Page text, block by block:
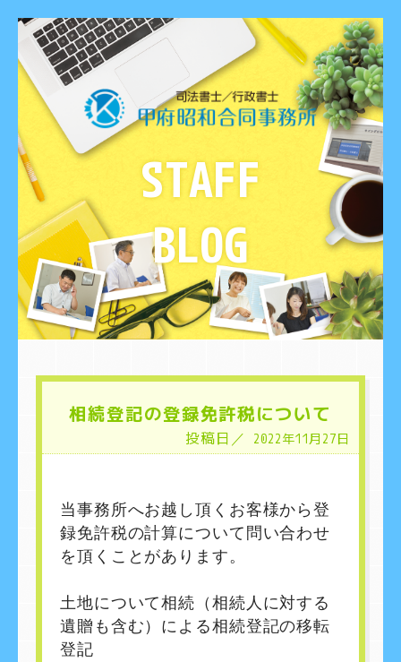
STAFF
BLOG
相続登記の登録免許税について
投稿日／ 2022年11月27日
当事務所へお越し頂くお客様から登
録免許税の計算について問い合わせ
を頂くことがあります。
土地について相続（相続人に対する
遺贈も含む）による相続登記の移転
登記